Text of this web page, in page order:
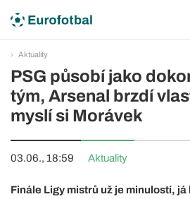
Aktuality
PSG působí jako
tým, Arsenal brzdí
myslí si Morávek
03.06., 18:59 Aktuality
Finále Ligy mistrů už je minulostí, já